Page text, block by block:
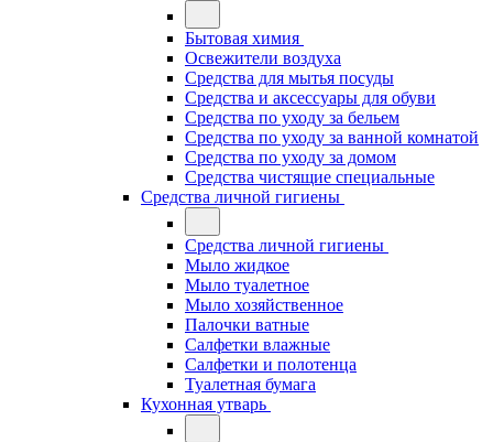
Бытовая химия
Освежители воздуха
Средства для мытья посуды
Средства и аксессуары для обуви
Средства по уходу за бельем
Средства по уходу за ванной комнатой
Средства по уходу за домом
Средства чистящие специальные
Средства личной гигиены
Средства личной гигиены
Мыло жидкое
Мыло туалетное
Мыло хозяйственное
Палочки ватные
Салфетки влажные
Салфетки и полотенца
Туалетная бумага
Кухонная утварь